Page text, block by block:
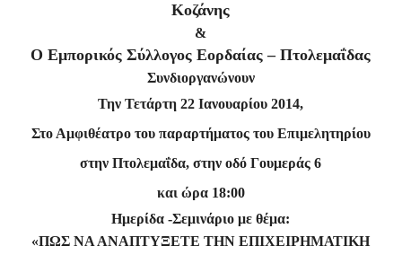
Κοζάνης
&
Ο Εμπορικός Σύλλογος Εορδαίας – Πτολεμαΐδας
Συνδιοργανώνουν
Την Τετάρτη 22 Ιανουαρίου 2014,
Στο Αμφιθέατρο του παραρτήματος του Επιμελητηρίου
στην Πτολεμαΐδα, στην οδό Γουμεράς 6
και ώρα 18:00
Ημερίδα -Σεμινάριο με θέμα:
«ΠΩΣ ΝΑ ΑΝΑΠΤΥΞΕΤΕ ΤΗΝ ΕΠΙΧΕΙΡΗΜΑΤΙΚΗ